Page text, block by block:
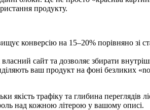
продукту.
конверсію на 15–20% порівняно зі
сайт та дозволяє збирати
ваш продукт на фоні безликих
трафіку та глибина переглядів
над кожною літерою у вашому описі.